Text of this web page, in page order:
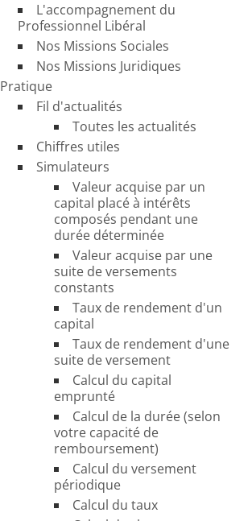
L'accompagnement du
Professionnel Libéral
Nos Missions Sociales
Nos Missions Juridiques
Pratique
Fil d'actualités
Toutes les actualités
Chiffres utiles
Simulateurs
Valeur acquise par un
capital placé à intérêts
composés pendant une
durée déterminée
Valeur acquise par une
suite de versements
constants
Taux de rendement d'un
capital
Taux de rendement d'une
suite de versement
Calcul du capital
emprunté
Calcul de la durée (selon
votre capacité de
remboursement)
Calcul du versement
périodique
Calcul du taux